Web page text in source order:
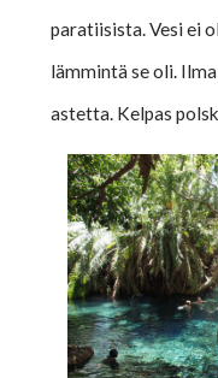
paratiisista. Vesi ei
lämmintä se oli.
astetta. Kelpas